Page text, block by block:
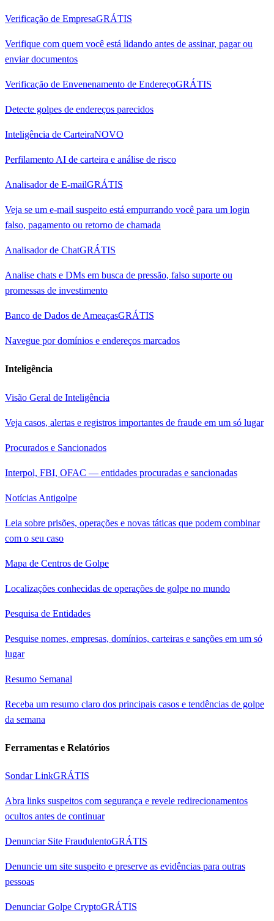
Verificação de EmpresaGRÁTIS
Verifique com quem você está lidando antes de assinar, pagar ou
enviar documentos
Verificação de Envenenamento de EndereçoGRÁTIS
Detecte golpes de endereços parecidos
Inteligência de CarteiraNOVO
Perfilamento AI de carteira e análise de risco
Analisador de E-mailGRÁTIS
Veja se um e-mail suspeito está empurrando você para um login
falso, pagamento ou retorno de chamada
Analisador de ChatGRÁTIS
Analise chats e DMs em busca de pressão, falso suporte ou
promessas de investimento
Banco de Dados de AmeaçasGRÁTIS
Navegue por domínios e endereços marcados
Inteligência
Visão Geral de Inteligência
Veja casos, alertas e registros importantes de fraude em um só lugar
Procurados e Sancionados
Interpol, FBI, OFAC — entidades procuradas e sancionadas
Notícias Antigolpe
Leia sobre prisões, operações e novas táticas que podem combinar
com o seu caso
Mapa de Centros de Golpe
Localizações conhecidas de operações de golpe no mundo
Pesquisa de Entidades
Pesquise nomes, empresas, domínios, carteiras e sanções em um só
lugar
Resumo Semanal
Receba um resumo claro dos principais casos e tendências de golpe
da semana
Ferramentas e Relatórios
Sondar LinkGRÁTIS
Abra links suspeitos com segurança e revele redirecionamentos
ocultos antes de continuar
Denunciar Site FraudulentoGRÁTIS
Denuncie um site suspeito e preserve as evidências para outras
pessoas
Denunciar Golpe CryptoGRÁTIS